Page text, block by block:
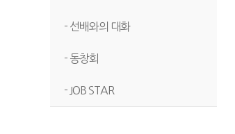
- 선배와의 대화
- 동창회
- JOB STAR